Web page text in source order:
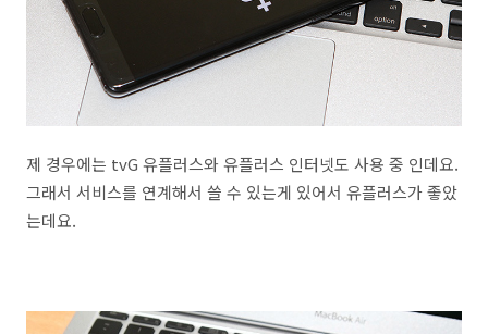
제 경우에는 tvG 유플러스와 유플러스 인터넷도 사용 중 인데요.
그래서 서비스를 연계해서 쓸 수 있는게 있어서 유플러스가 좋았
는데요.